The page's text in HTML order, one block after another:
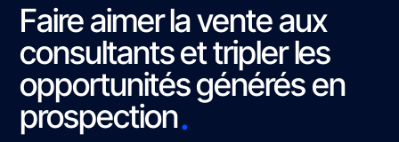
Faire aimer la vente aux
consultants et tripler les
opportunités générés en
prospection.